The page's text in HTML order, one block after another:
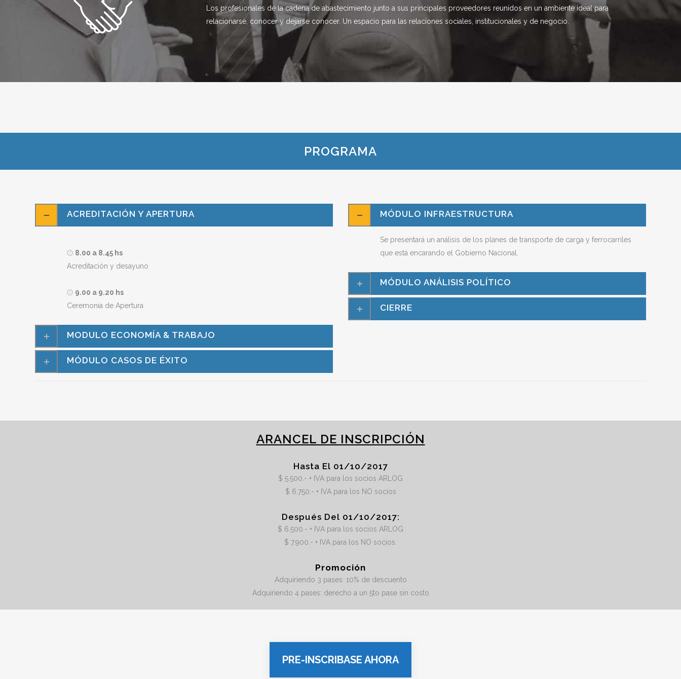
Los profesionales de la cadena de abastecimiento junto a sus principales proveedores reunidos en un ambiente ideal para
relacionarse, conocer y dejarse conocer. Un espacio para las relaciones sociales, institucionales y de negocio.
PROGRAMA
ACREDITACIÓN Y APERTURA
8.00 a 8.45 hs
Acreditación y desayuno
9.00 a 9.20 hs
Ceremonia de Apertura
MODULO ECONOMÍA & TRABAJO
MÓDULO CASOS DE ÉXITO
MÓDULO INFRAESTRUCTURA
Se presentará un análisis de los planes de transporte de carga y ferrocarriles
que está encarando el Gobierno Nacional.
MÓDULO ANÁLISIS POLÍTICO
CIERRE
ARANCEL DE INSCRIPCIÓN
Hasta El 01/10/2017
$ 5.500.- + IVA para los socios ARLOG
$ 6.750.- + IVA para los NO socios
Después Del 01/10/2017:
$ 6.500.- + IVA para los socios ARLOG
$ 7.900.- + IVA para los NO socios.
Promoción
Adquiriendo 3 pases: 10% de descuento
Adquiriendo 4 pases: derecho a un 5to pase sin costo
PRE-INSCRIBASE AHORA